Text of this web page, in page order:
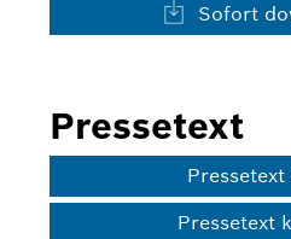
Sofort
Pressetext
Pressetext